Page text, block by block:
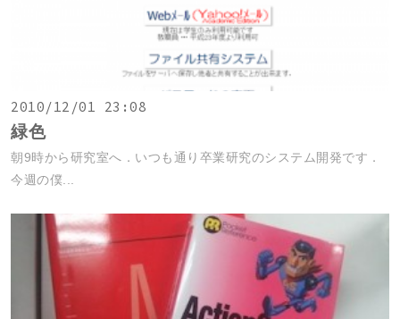
2010/12/01 23:08
緑色
朝9時から研究室へ．いつも通り卒業研究のシステム開発です．
今週の僕...